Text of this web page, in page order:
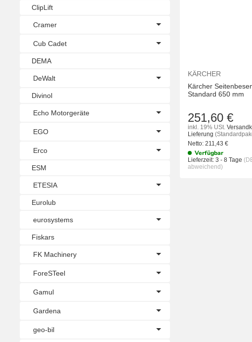
KÄRCHER
Kärcher
Standard 650 mm
251,60 €
inkl. 19% USt.
Lieferung
Netto: 211,43 €
Verfügbar
Lieferzeit: 3 - 8 Tage
abweichend)
ClipLift
Cramer
Cub Cadet
DEMA
DeWalt
Divinol
Echo Motorgeräte
EGO
Erco
ESM
ETESIA
Eurolub
eurosystems
Fiskars
FK Machinery
ForeSTeel
Gamul
Gardena
geo-bil